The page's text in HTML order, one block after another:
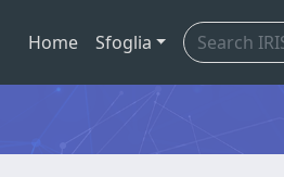
Home Sfoglia